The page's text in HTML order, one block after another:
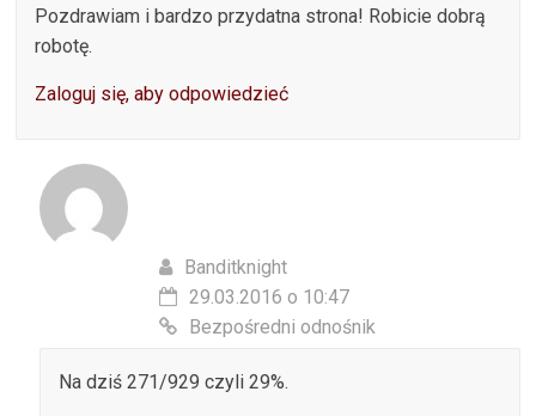
Pozdrawiam i bardzo przydatna strona! Robicie dobrą
robotę.
Zaloguj się, aby odpowiedzieć
Banditknight
29.03.2016 o 10:47
Bezpośredni odnośnik
Na dziś 271/929 czyli 29%.